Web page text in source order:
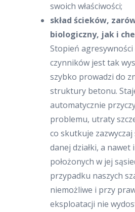
swoich właściwości;
skład ścieków,
biologiczny, jak i
Stopień agresywności
czynników jest tak
szybko prowadzi do
struktury betonu.
automatycznie
problemu, utraty
co skutkuje zazwyczaj
danej działki, a nawet
położonych w jej
przypadku naszych
niemożliwe i przy
eksploatacji nie